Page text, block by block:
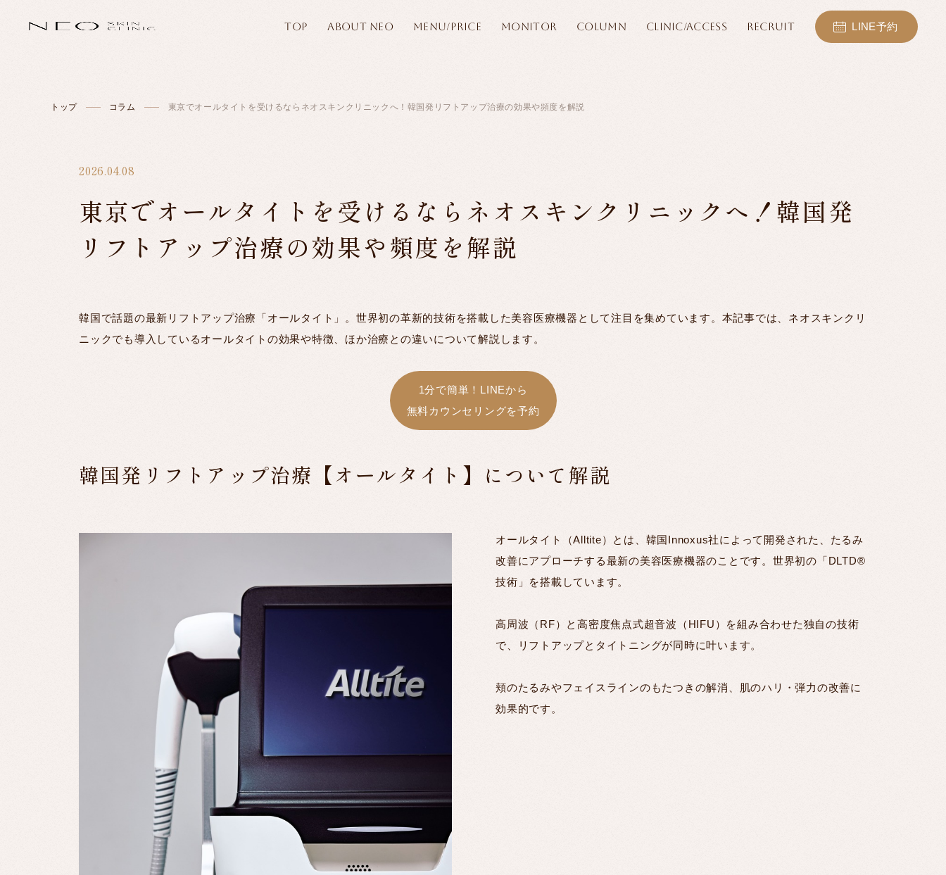
TOP ABOUT NEO MENU/PRICE MONITOR COLUMN CLINIC/ACCESS RECRUIT LINE予約
トップ コラム 東京でオールタイトを受けるならネオスキンクリニックへ！韓国発リフトアップ治療の効果や頻度を解説
2026.04.08
東京でオールタイトを受けるならネオスキンクリニックへ！韓国発
リフトアップ治療の効果や頻度を解説
韓国で話題の最新リフトアップ治療「オールタイト」。世界初の革新的技術を搭載した美容医療機器として注目を集めています。本記事では、ネオスキンクリ
ニックでも導入しているオールタイトの効果や特徴、ほか治療との違いについて解説します。
1分で簡単！LINEから
無料カウンセリングを予約
韓国発リフトアップ治療【オールタイト】について解説
オールタイト（Alltite）とは、韓国Innoxus社によって開発された、たるみ
改善にアプローチする最新の美容医療機器のことです。世界初の「DLTD®
技術」を搭載しています。
高周波（RF）と高密度焦点式超音波（HIFU）を組み合わせた独自の技術
で、リフトアップとタイトニングが同時に叶います。
頬のたるみやフェイスラインのもたつきの解消、肌のハリ・弾力の改善に
効果的です。